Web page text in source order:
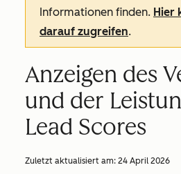
Informationen finden. Hier
darauf zugreifen.
Anzeigen des
und der
Lead Scores
Zuletzt aktualisiert am: 24 April 2026